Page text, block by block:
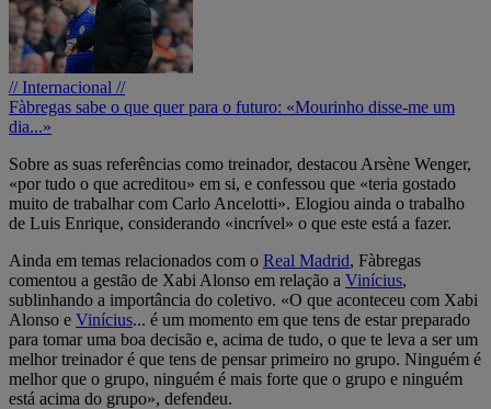
// Internacional //
Fàbregas sabe o que quer para o futuro: «Mourinho disse-me um
dia...»
Sobre as suas referências como treinador, destacou Arsène Wenger,
«por tudo o que acreditou» em si, e confessou que «teria gostado
muito de trabalhar com Carlo Ancelotti». Elogiou ainda o trabalho
de Luis Enrique, considerando «incrível» o que este está a fazer.
Ainda em temas relacionados com o Real Madrid, Fàbregas
comentou a gestão de Xabi Alonso em relação a Vinícius,
sublinhando a importância do coletivo. «O que aconteceu com Xabi
Alonso e Vinícius... é um momento em que tens de estar preparado
para tomar uma boa decisão e, acima de tudo, o que te leva a ser um
melhor treinador é que tens de pensar primeiro no grupo. Ninguém é
melhor que o grupo, ninguém é mais forte que o grupo e ninguém
está acima do grupo», defendeu.